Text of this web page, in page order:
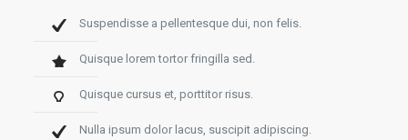
Suspendisse a pellentesque dui, non felis.
Quisque lorem tortor fringilla sed.
Quisque cursus et, porttitor risus.
Nulla ipsum dolor lacus, suscipit adipiscing.